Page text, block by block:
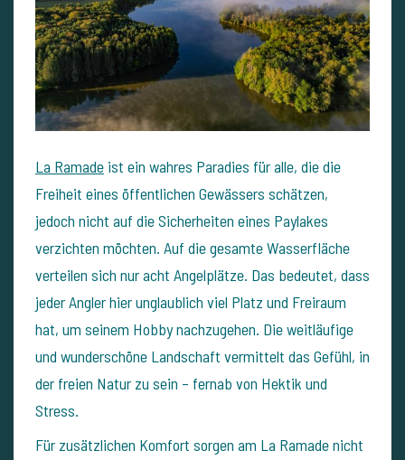
La Ramade ist ein wahres Paradies für alle, die die
Freiheit eines öffentlichen Gewässers schätzen,
jedoch nicht auf die Sicherheiten eines Paylakes
verzichten möchten. Auf die gesamte Wasserfläche
verteilen sich nur acht Angelplätze. Das bedeutet, dass
jeder Angler hier unglaublich viel Platz und Freiraum
hat, um seinem Hobby nachzugehen. Die weitläufige
und wunderschöne Landschaft vermittelt das Gefühl, in
der freien Natur zu sein – fernab von Hektik und
Stress.
Für zusätzlichen Komfort sorgen am La Ramade nicht